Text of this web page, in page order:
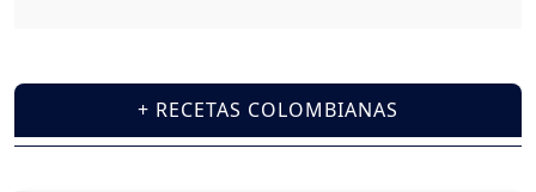
+ RECETAS COLOMBIANAS